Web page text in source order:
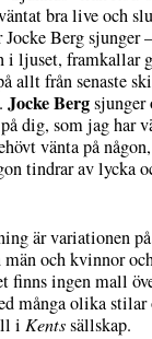
bra live och
Jocke Berg sjunger
i ljuset, framkallar
allt från senaste
Jocke Bergsjunger
dig, som jag har
vänta på
tindrar av lycka
är variationen på
och kvinnor
finns ingen mall
många olika stilar
i Kentssällskap.